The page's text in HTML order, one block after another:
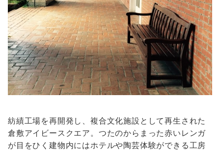
紡績工場を再開発し、複合文化施設として再生された
倉敷アイビースクエア。つたのからまった赤いレンガ
が目をひく建物内にはホテルや陶芸体験ができる工房